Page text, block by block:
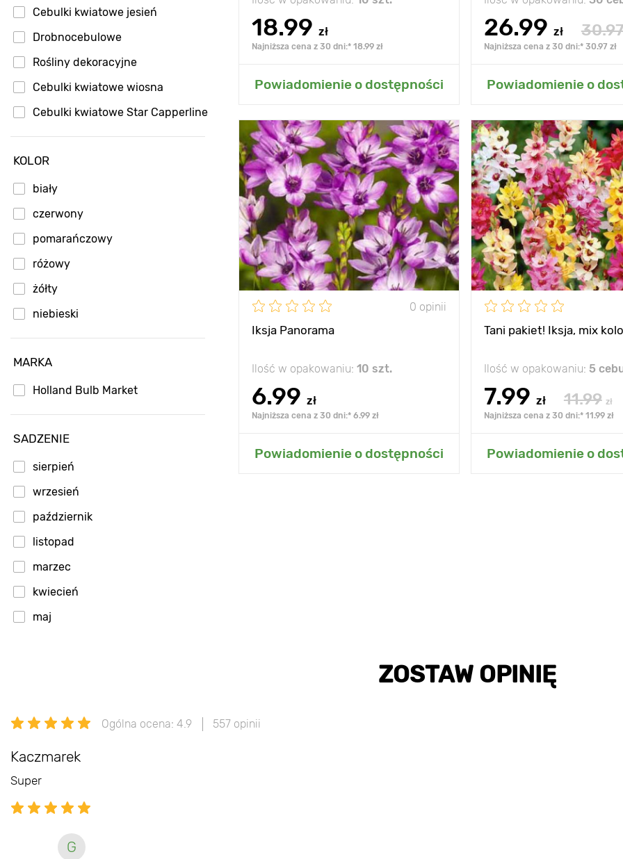
Cebulki kwiatowe jesień
Drobnocebulowe
Rośliny dekoracyjne
Cebulki kwiatowe wiosna
Cebulki kwiatowe Star Capperline
KOLOR
biały
czerwony
pomarańczowy
różowy
żółty
niebieski
MARKA
Holland Bulb Market
SADZENIE
sierpień
wrzesień
październik
listopad
marzec
kwiecień
maj
18.99 zł
Najniższa cena z 30 dni:* 18.99 zł
Powiadomienie o dostępności
Dodaj do mojego ogrodu
26.99 zł
Najniższa cena z 30 dni:* 30.97 zł
Powiadomienie o
Dodaj do mojego
0 opinii
Iksja Panorama
Ilość w opakowaniu: 10 szt.
6.99 zł
Najniższa cena z 30 dni:* 6.99 zł
Powiadomienie o dostępności
Zalety roślina wieloletnia
Wysokość 50 cm
Rozstawa 10 cm
Stanowisko słońce, półcień
Mrozoodporność -25° С
Dodaj do mojego ogrodu
Tani pakiet! Iksja, mix
Ilość w opakowaniu: 5
7.99 zł 11.99 zł
Najniższa cena z 30 dni:* 11.99 zł
Powiadomienie o
Zalety
Wysokość
Rozstawa
Stanowisko
Mrozoodporność
Dodaj do mojego
ZOSTAW OPINIĘ
Ogólna ocena: 4.9 557 opinii
Kaczmarek
Super
G